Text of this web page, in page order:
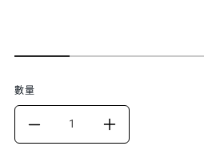
功
能
特
數量
DECREASEINCREASE